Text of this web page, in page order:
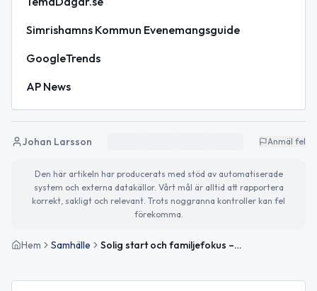
Simrishamns Kommun Evenemangsguide
GoogleTrends
AP News
Johan Larsson Anmäl fel
Den här artikeln har producerats med stöd av automatiserade
system och externa datakällor. Vårt mål är alltid att rapportera
korrekt, sakligt och relevant. Trots noggranna kontroller kan fel
förekomma.
Hem Samhälle Solig start och familjefokus – detta händer idag